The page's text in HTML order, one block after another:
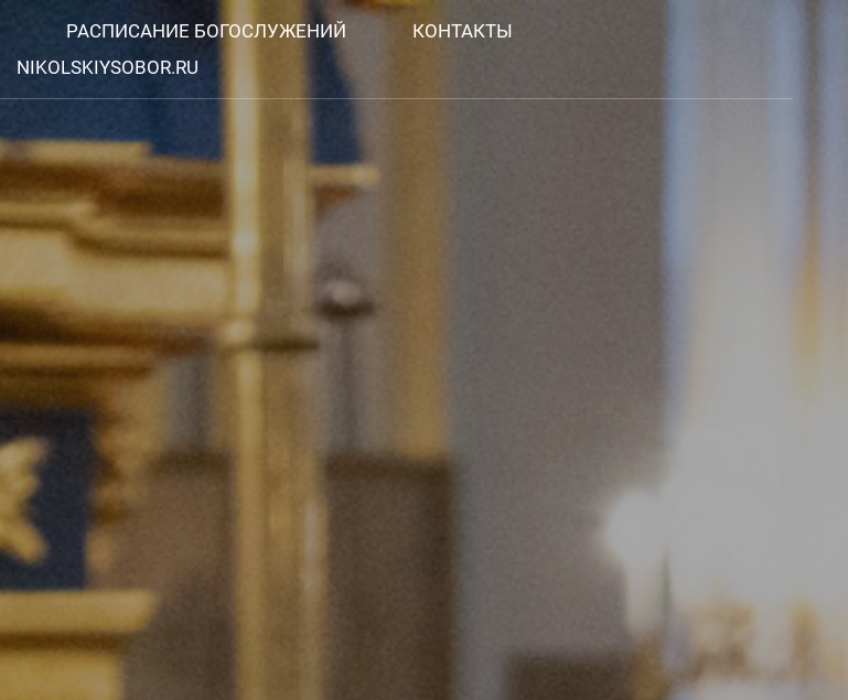
РАСПИСАНИЕ БОГОСЛУЖЕНИЙ
КОНТАКТЫ
NIKOLSKIYSOBOR.RU